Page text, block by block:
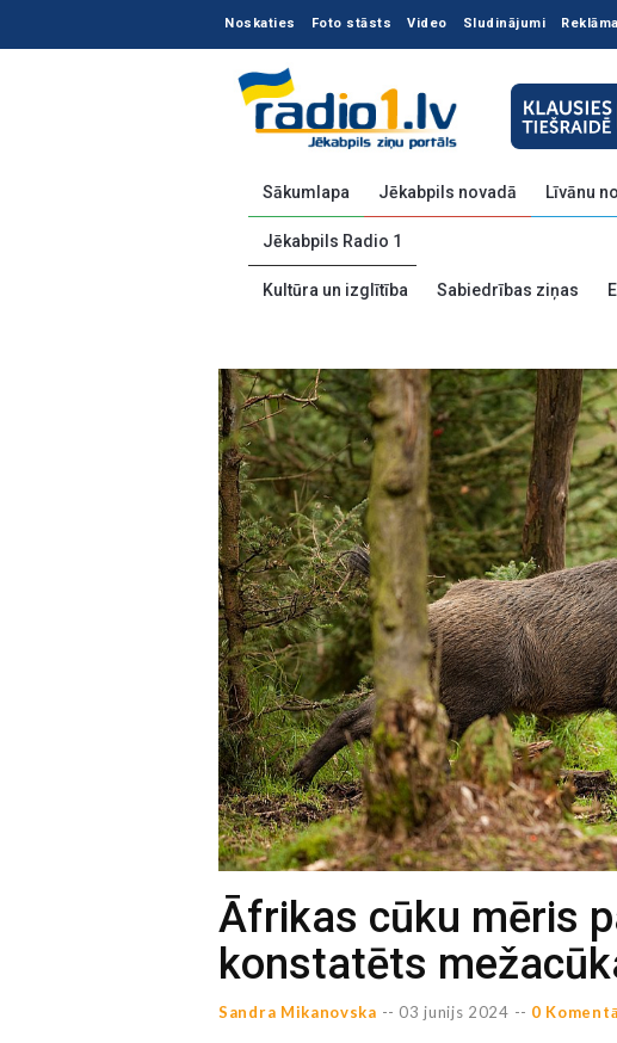
Noskaties Foto stāsts Video Sludinājumi
Sākumlapa Jēkabpils novadā Līvānu
Jēkabpils Radio 1
Kultūra un izglītība Sabiedrības ziņas
Āfrikas cūku mēris
konstatēts
Sandra Mikanovska -- 03 junijs 2024 -- 0